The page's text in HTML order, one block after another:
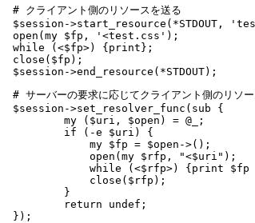
# クライアント側のリソースを送る
$session->start_resource(*STDOUT,
open(my $fp, '<test.css');
while (<$fp>) {print};
close($fp);
$session->end_resource(*STDOUT);
# サーバーの要求に応じてクライアント側のリソ
$session->set_resolver_func(sub {
         my ($uri, $open) = @_;
         if (-e $uri) {
             my $fp = $open->();
             open(my $rfp, "<$uri");
while (<$rfp>) {print $fp
             close($rfp);
         }
         return undef;
});